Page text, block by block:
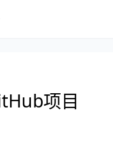
项目